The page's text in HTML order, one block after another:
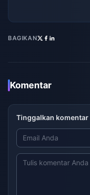
BAGIKAN
Komentar
Tinggalkan komentar